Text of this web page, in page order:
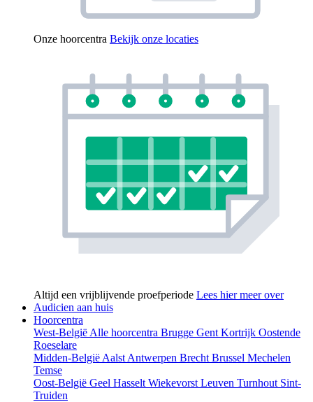
Onze hoorcentra Bekijk onze locaties
Altijd een vrijblijvende proefperiode Lees hier meer over
Audicien aan huis
Hoorcentra
West-België Alle hoorcentra Brugge Gent Kortrijk Oostende
Roeselare
Midden-België Aalst Antwerpen Brecht Brussel Mechelen
Temse
Oost-België Geel Hasselt Wiekevorst Leuven Turnhout Sint-
Truiden